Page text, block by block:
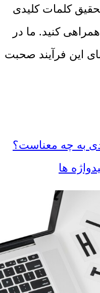
کلمات کلیدی
کنید. ما در
این فرآیند صحبت